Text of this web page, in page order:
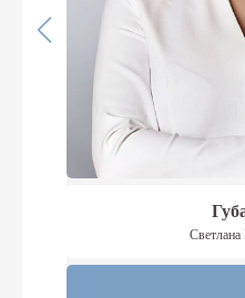
Светлана